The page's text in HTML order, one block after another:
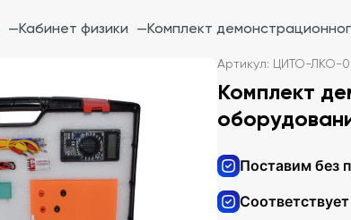
—Кабинет физики —Комплект
Артикул: ЦИТО-ЛКО-
Комплект
Поставим без